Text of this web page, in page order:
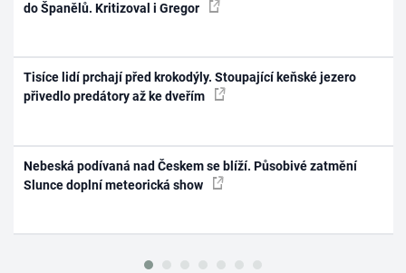
do Španělů. Kritizoval i Gregor
Tisíce lidí prchají před krokodýly. Stoupající keňské jezero
přivedlo predátory až ke dveřím
Nebeská podívaná nad Českem se blíží. Působivé zatmění
Slunce doplní meteorická show